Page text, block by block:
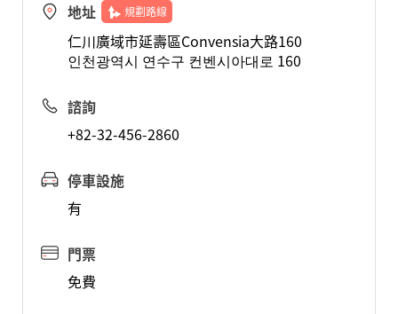
地址 規劃路線
仁川廣域市延壽區Convensia大路160
인천광역시 연수구 컨벤시아대로 160
諮詢
+82-32-456-2860
停車設施
有
門票
免費